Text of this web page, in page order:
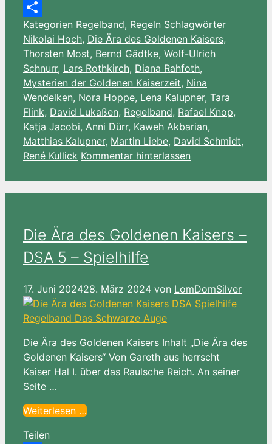
Amazon
Wish
List
Teilen
Kategorien Regelband, Regeln Schlagwörter
Nikolai Hoch, Die Ära des Goldenen Kaisers,
Thorsten Most, Bernd Gädtke, Wolf-Ulrich
Schnurr, Lars Rothkirch, Diana Rahfoth,
Mysterien der Goldenen Kaiserzeit, Nina
Wendelken, Nora Hoppe, Lena Kalupner, Tara
Flink, David Lukaßen, Regelband, Rafael Knop,
Katja Jacobi, Anni Dürr, Kaweh Akbarian,
Matthias Kalupner, Martin Liebe, David Schmidt,
René Kullick Kommentar hinterlassen
Die Ära des Goldenen Kaisers –
DSA 5 – Spielhilfe
17. Juni 202428. März 2024 von LomDomSilver
Die Ära des Goldenen Kaisers Inhalt „Die Ära des
Goldenen Kaisers“ Von Gareth aus herrscht
Kaiser Hal I. über das Raulsche Reich. An seiner
Seite …
Weiterlesen …
Teilen